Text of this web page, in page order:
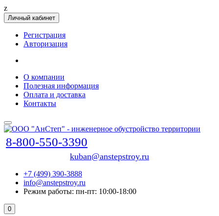
z
Личный кабинет
Регистрация
Авторизация
О компании
Полезная информация
Оплата и доставка
Контакты
8-800-550-3390
kuban@anstepstroy.ru
+7 (499) 390-3888
info@anstepstroy.ru
Режим работы: пн-пт: 10:00-18:00
0